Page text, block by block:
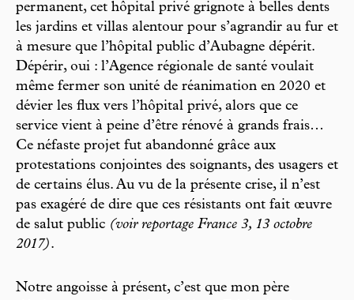
permanent, cet hôpital privé grignote à belles dents
les jardins et villas alentour pour s’agrandir au fur et
à mesure que l’hôpital public d’Aubagne dépérit.
Dépérir, oui : l’Agence régionale de santé voulait
même fermer son unité de réanimation en 2020 et
dévier les flux vers l’hôpital privé, alors que ce
service vient à peine d’être rénové à grands frais…
Ce néfaste projet fut abandonné grâce aux
protestations conjointes des soignants, des usagers et
de certains élus. Au vu de la présente crise, il n’est
pas exagéré de dire que ces résistants ont fait œuvre
de salut public (voir reportage France 3, 13 octobre
2017).
Notre angoisse à présent, c’est que mon père